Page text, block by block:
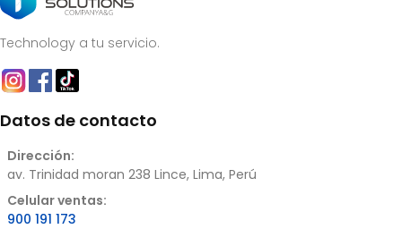
Technology a tu servicio.
Datos de contacto
Dirección:
av. Trinidad moran 238 Lince, Lima, Perú
Celular ventas:
900 191 173